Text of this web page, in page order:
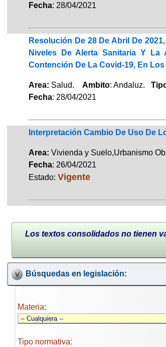
Fecha: 28/04/2021
Resolución De 28 De Abril De
Niveles De Alerta Sanitaria Y
Contención De La Covid-19, En
Area: Salud. Ambito: Andaluz.
Fecha: 28/04/2021
Interpretación Cambio De Uso De
Area: Vivienda y Suelo,Urbanismo
Fecha: 26/04/2021
Estado: Vigente
Los textos consolidados no tienen
Búsquedas en legislación:
Materia:
Tipo normativa: